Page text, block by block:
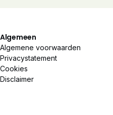
Algemeen
Algemene voorwaarden
Privacystatement
Cookies
Disclaimer